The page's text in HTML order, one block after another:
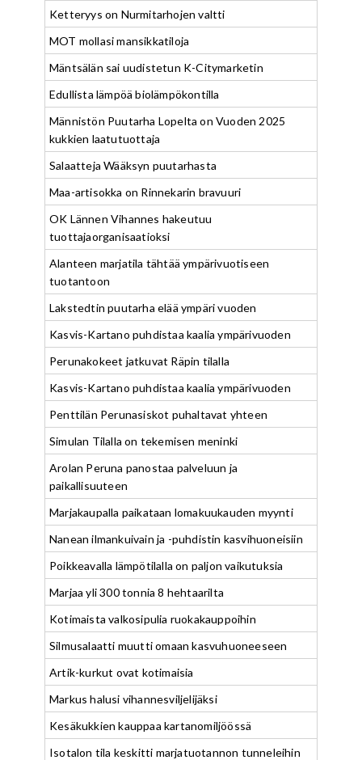
Ketteryys on Nurmitarhojen valtti
MOT mollasi mansikkatiloja
Mäntsälän sai uudistetun K-Citymarketin
Edullista lämpöä biolämpökontilla
Männistön Puutarha Lopelta on Vuoden 2025
kukkien laatutuottaja
Salaatteja Wääksyn puutarhasta
Maa-artisokka on Rinnekarin bravuuri
OK Lännen Vihannes hakeutuu
tuottajaorganisaatioksi
Alanteen marjatila tähtää ympärivuotiseen
tuotantoon
Lakstedtin puutarha elää ympäri vuoden
Kasvis-Kartano puhdistaa kaalia ympärivuoden
Perunakokeet jatkuvat Räpin tilalla
Kasvis-Kartano puhdistaa kaalia ympärivuoden
Penttilän Perunasiskot puhaltavat yhteen
Simulan Tilalla on tekemisen meninki
Arolan Peruna panostaa palveluun ja
paikallisuuteen
Marjakaupalla paikataan lomakuukauden myynti
Nanean ilmankuivain ja -puhdistin kasvihuoneisiin
Poikkeavalla lämpötilalla on paljon vaikutuksia
Marjaa yli 300 tonnia 8 hehtaarilta
Kotimaista valkosipulia ruokakauppoihin
Silmusalaatti muutti omaan kasvuhuoneeseen
Artik-kurkut ovat kotimaisia
Markus halusi vihannesviljelijäksi
Kesäkukkien kauppaa kartanomiljöössä
Isotalon tila keskitti marjatuotannon tunneleihin